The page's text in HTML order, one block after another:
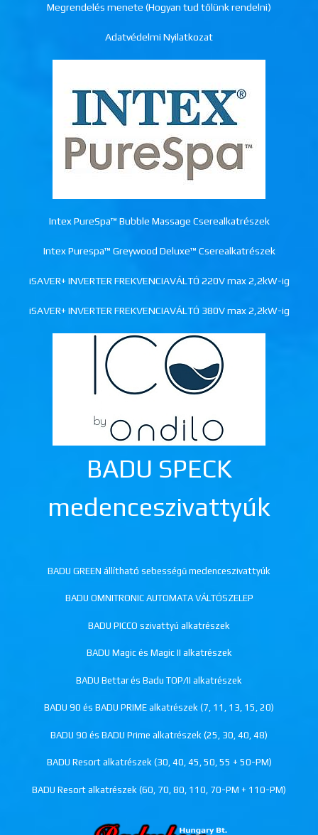
Megrendelés menete (Hogyan tud tőlünk rendelni)
Adatvédelmi Nyilatkozat
Intex PureSpa™ Bubble Massage Cserealkatrészek
Intex Purespa™ Greywood Deluxe™ Cserealkatrészek
iSAVER+ INVERTER FREKVENCIAVÁLTÓ 220V max 2,2kW-ig
iSAVER+ INVERTER FREKVENCIAVÁLTÓ 380V max 2,2kW-ig
BADU SPECK
medenceszivattyúk
BADU GREEN állítható sebességű medenceszivattyúk
BADU OMNITRONIC AUTOMATA VÁLTÓSZELEP
BADU PICCO szivattyú alkatrészek
BADU Magic és Magic II alkatrészek
BADU Bettar és Badu TOP/II alkatrészek
BADU 90 és BADU PRIME alkatrészek (7, 11, 13, 15, 20)
BADU 90 és BADU Prime alkatrészek (25, 30, 40, 48)
BADU Resort alkatrészek (30, 40, 45, 50, 55 + 50-PM)
BADU Resort alkatrészek (60, 70, 80, 110, 70-PM + 110-PM)